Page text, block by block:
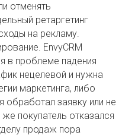
отменять
ретаргетинг
на рекламу.
EnvyCRM
в проблеме падения
нецелевой и нужна
маркетинга, либо
заявку или не
покупатель отказался
продаж пора